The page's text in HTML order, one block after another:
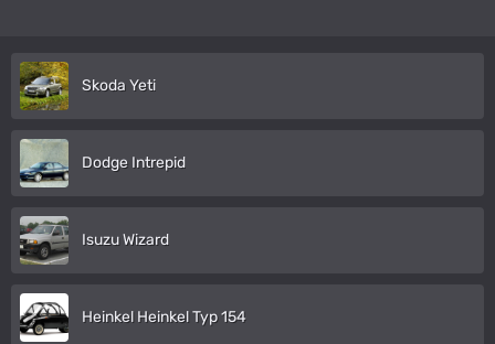
Skoda Yeti
Dodge Intrepid
Isuzu Wizard
Heinkel Heinkel Typ 154